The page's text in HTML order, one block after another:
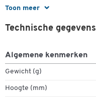
Toon meer
keramische snijmes tien
Shop is antimagnetisch,
Meer details:
Automatisch
van de handgreep
Technische gegevens
Algemene kenmerken
Gewicht (g)
Hoogte (mm)